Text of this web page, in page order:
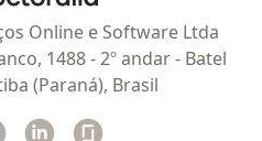
Online e Software Ltda
1488 - 2º andar - Batel
(Paraná), Brasil
num novo separador
Instagram
abre num novo separador
Linkedin
abre num novo